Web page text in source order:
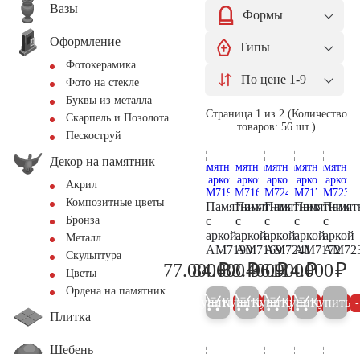
Вазы
Оформление
Фотокерамика
Фото на стекле
Буквы из металла
Скарпель и Позолота
Пескоструй
Декор на памятник
Акрил
Композитные цветы
Бронза
Металл
Скульптура
Цветы
Ордена на памятник
Плитка
Щебень
Формы
Типы
По цене 1-9
Страница 1 из 2 (Количество
товаров: 56 шт.)
Памятник
с
аркой
AM7190
81.000
77.000₽
Купить 5%
Памятник
с
аркой
AM7169
89.000
84.600₽
Купить 5%
Памятник
с
аркой
AM7241
93.000
88.400₽
Купить 5%
Памятник
с
аркой
AM7172
102.000
96.900₽
Купить 5%
с
аркой
114.000₽
Купить